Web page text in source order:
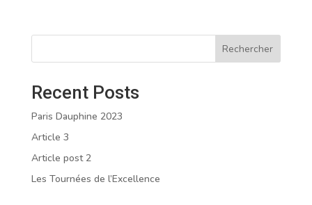
Rechercher
Recent Posts
Paris Dauphine 2023
Article 3
Article post 2
Les Tournées de l’Excellence